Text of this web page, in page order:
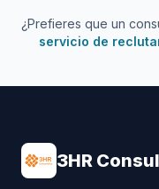
¿Prefieres que un
servicio de
3HR